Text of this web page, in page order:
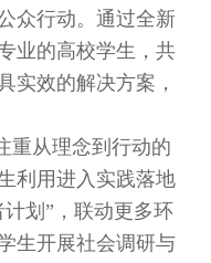
众行动。通过全新
业的高校学生，共
实效的解决方案，
重从理念到行动的
利用进入实践落地
划”，联动更多环
生开展社会调研与